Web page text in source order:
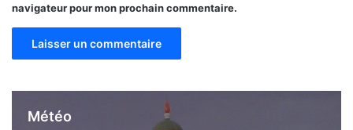
navigateur pour mon prochain commentaire.
Météo